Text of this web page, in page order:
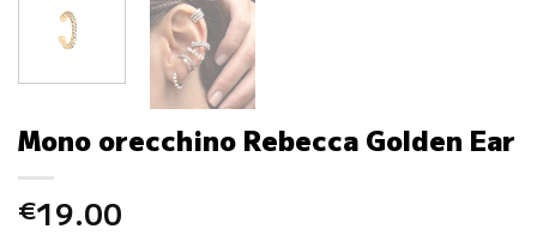
Mono orecchino Rebecca Golden Ear
€19.00